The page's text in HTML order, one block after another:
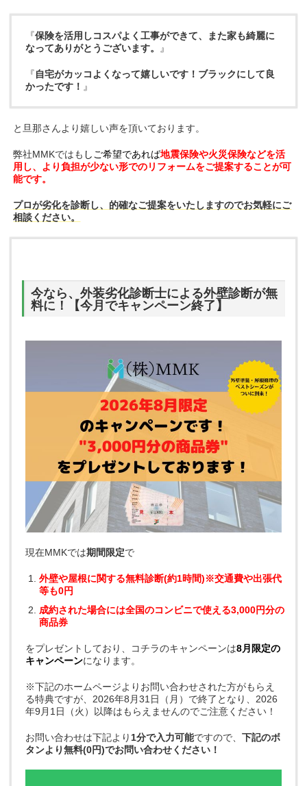
『保険を活用しコスパよく工事ができて、また家も綺麗に
なってありがとうございます。
』
『自宅がカッコよくなって嬉しいです！ブラックにして良
かったです！ 』
と旦那さんより嬉しい声を頂いております。
弊社MMKではも しご希望であれば地震保険や火災保険などを活
用し、より負担が少ない形でのリフォームをご提案することが可
能です。
プロが劣化を診断し、的確なご提案をいたしますのでお気軽にご
相談ください。
今なら、外装劣化診断士による外壁診断が無
料に！【今月でキャンペーン終了】
現在MMKでは期間限定で
外壁や屋根に関する無料診断(約1時間)※交通費や出張代
等も0円
成約された場合には全国のコンビニで使える3,000円分の
商品券
をプレゼントしており、コチラのキャンペーンは8月限定の
キャンペーンになります。
※下記のホームページよりお問い合わせされた方がもらえ
る特典ですが、2026年8月31日（月）で終了となり、2026
年9月1日（火）以降はもらえませんのでご注意ください！
お問い合わせは下記より 1分で入力可能ですので、下記のボ
タンより無料(0円)でお問い合わせください！